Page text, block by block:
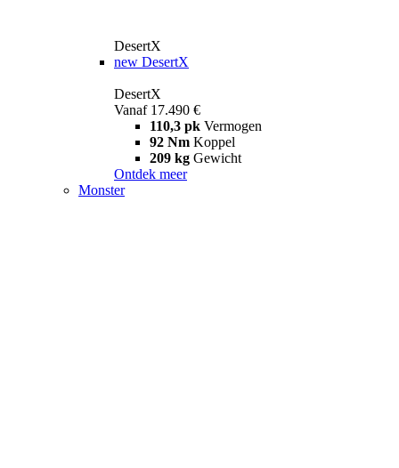
DesertX
new DesertX
DesertX
Vanaf 17.490 €
110,3 pk Vermogen
92 Nm Koppel
209 kg Gewicht
Ontdek meer
Monster